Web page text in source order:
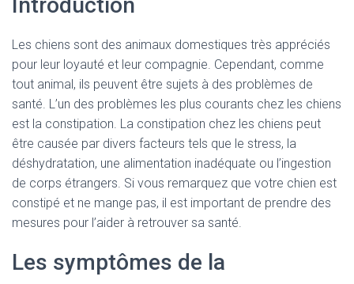
Les chiens sont des animaux domestiques très appréciés
pour leur loyauté et leur compagnie. Cependant, comme
tout animal, ils peuvent être sujets à des problèmes de
santé. L’un des problèmes les plus courants chez les chiens
est la constipation. La constipation chez les chiens peut
être causée par divers facteurs tels que le stress, la
déshydratation, une alimentation inadéquate ou l’ingestion
de corps étrangers. Si vous remarquez que votre chien est
constipé et ne mange pas, il est important de prendre des
mesures pour l’aider à retrouver sa santé.
Les symptômes de la